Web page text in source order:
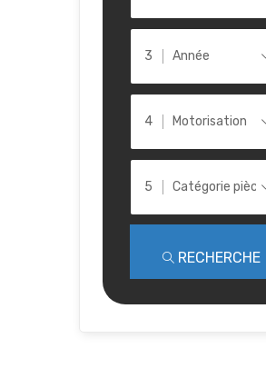
Année
Motorisation
Catégorie pièce
RECHERCHE